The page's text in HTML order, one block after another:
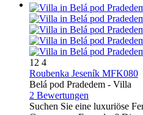
12 4
Roubenka Jeseník MFK080
Belá pod Pradedem - Villa
2 Bewertungen
Suchen Sie eine luxuriöse